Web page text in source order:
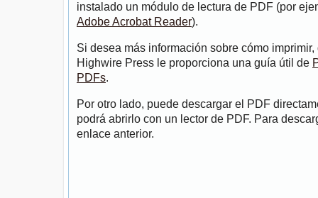
instalado un módulo de lectura de PDF (por
Adobe Acrobat Reader).
Si desea más información sobre cómo
Highwire Press le proporciona una guía útil de
PDFs.
Por otro lado, puede descargar el PDF
podrá abrirlo con un lector de PDF. Para
enlace anterior.